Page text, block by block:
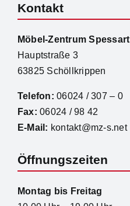
Kontakt
Möbel-Zentrum Spessart
Hauptstraße 3
63825 Schöllkrippen
Telefon: 06024 / 307 – 0
Fax: 06024 / 98 42
E-Mail: kontakt@mz-s.net
Öffnungszeiten
Montag bis Freitag